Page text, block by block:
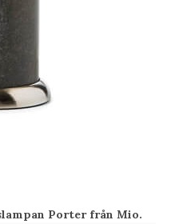
Porter från Mio.